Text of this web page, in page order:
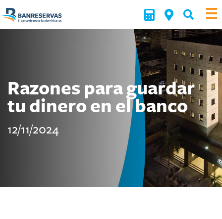
Razones para guardar
tu dinero en el banco
12/11/2024